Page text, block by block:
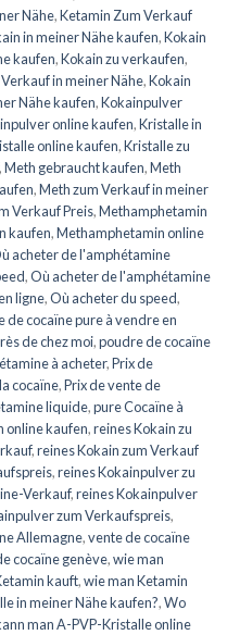
Nähe,Ketamin Zum Verkauf
in meiner Nähe kaufen,Kokain
kaufen,Kokain zu verkaufen,
in meiner Nähe,Kokain
Nähe kaufen,Kokainpulver
online kaufen,Kristalle in
online kaufen,Kristalle zu
,Meth gebraucht kaufen,Meth
,Meth zum Verkauf in meiner
Verkauf Preis,Methamphetamin
kaufen,Methamphetamin online
acheter de l'amphétamine
,Où acheter de l'amphétamine
ligne,Où acheter du speed,
de cocaïne pure à vendre en
de chez moi,poudre de cocaïne
à acheter,Prix de
cocaïne,Prix de vente de
liquide,pure Cocaïne à
online kaufen,reines Kokain zu
,reines Kokain zum Verkauf
,reines Kokainpulver zu
Verkauf,reines Kokainpulver
zum Verkaufspreis,
Allemagne,vente de cocaïne
cocaïne genève,wie man
kauft,wie man Ketamin
in meiner Nähe kaufen?,Wo
man A-PVP-Kristalle online